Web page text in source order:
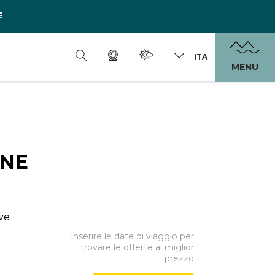
ITA
MENU
inserire le date di viaggio per
trovare le offerte al miglior
prezzo